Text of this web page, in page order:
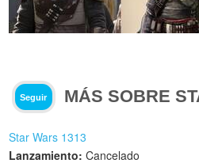
Seguir MÁS SOBRE
Star Wars 1313
Lanzamiento: Cancelado